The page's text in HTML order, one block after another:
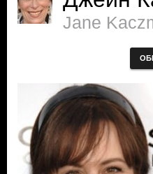
Jane